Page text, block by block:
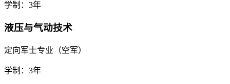
学制：3年
液压与气动技术
定向军士专业（空军）
学制：3年